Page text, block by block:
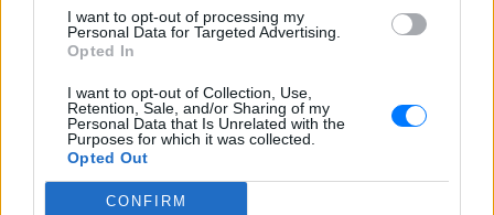
I want to opt-out of processing my
Personal Data for Targeted Advertising.
Opted In
I want to opt-out of Collection, Use,
Retention, Sale, and/or Sharing of my
Personal Data that Is Unrelated with the
Purposes for which it was collected.
Opted Out
CONFIRM
ΔΕΙΤΕ ΕΠΙΣΗΣ
ΣΤΗΝ ΙΔΙΑ ΚΑΤΗΓΟΡΙΑ
Ξέχνα τα μουσεία: Οι τουρίστες
τρέχουν πλέον εδώ